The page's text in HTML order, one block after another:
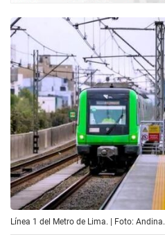
Línea 1 del Metro de Lima. | Foto: Andina.